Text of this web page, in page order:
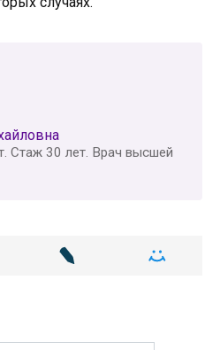
Стаж 30 лет. Врач высшей